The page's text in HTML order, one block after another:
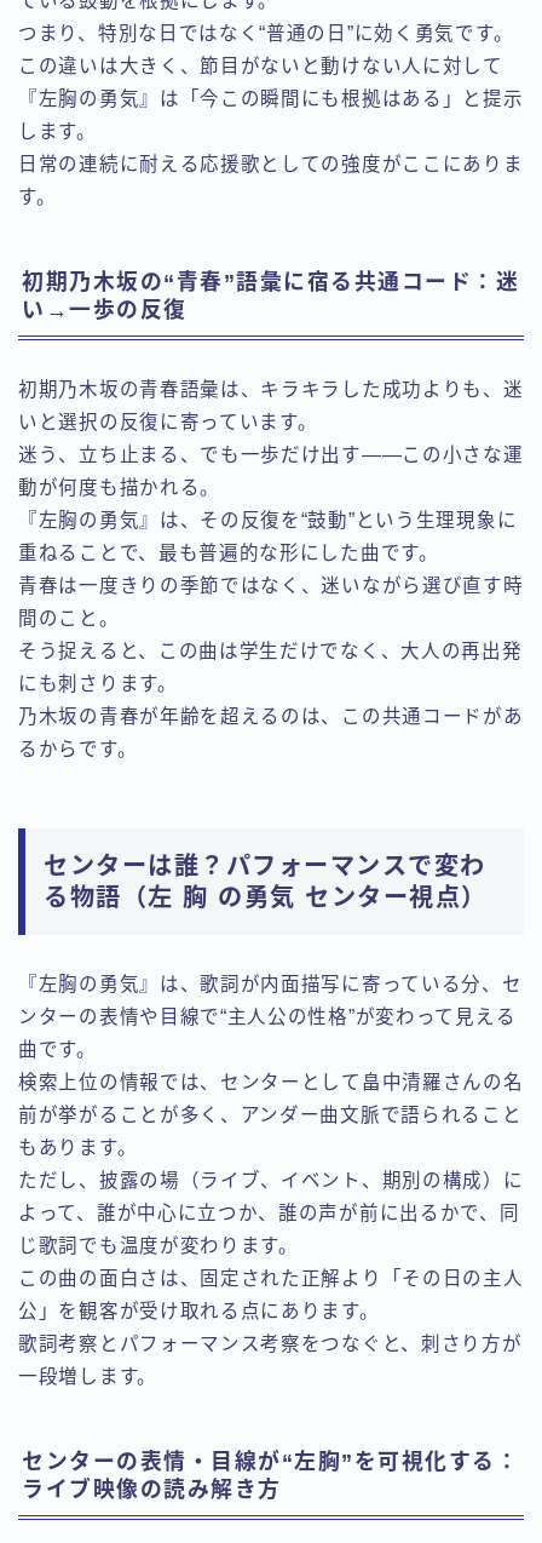
つまり、特別な日ではなく“普通の日”に効く勇気です。
この違いは大きく、節目がないと動けない人に対して
『左胸の勇気』は「今この瞬間にも根拠はある」と提示
します。
日常の連続に耐える応援歌としての強度がここにありま
す。
初期乃木坂の“青春”語彙に宿る共通コード：迷
い→一歩の反復
初期乃木坂の青春語彙は、キラキラした成功よりも、迷
いと選択の反復に寄っています。
迷う、立ち止まる、でも一歩だけ出す——この小さな運
動が何度も描かれる。
『左胸の勇気』は、その反復を“鼓動”という生理現象に
重ねることで、最も普遍的な形にした曲です。
青春は一度きりの季節ではなく、迷いながら選び直す時
間のこと。
そう捉えると、この曲は学生だけでなく、大人の再出発
にも刺さります。
乃木坂の青春が年齢を超えるのは、この共通コードがあ
るからです。
センターは誰？パフォーマンスで変わ
る物語（左 胸 の勇気 センター視点）
『左胸の勇気』は、歌詞が内面描写に寄っている分、セ
ンターの表情や目線で“主人公の性格”が変わって見える
曲です。
検索上位の情報では、センターとして畠中清羅さんの名
前が挙がることが多く、アンダー曲文脈で語られること
もあります。
ただし、披露の場（ライブ、イベント、期別の構成）に
よって、誰が中心に立つか、誰の声が前に出るかで、同
じ歌詞でも温度が変わります。
この曲の面白さは、固定された正解より「その日の主人
公」を観客が受け取れる点にあります。
歌詞考察とパフォーマンス考察をつなぐと、刺さり方が
一段増します。
センターの表情・目線が“左胸”を可視化する：
ライブ映像の読み解き方